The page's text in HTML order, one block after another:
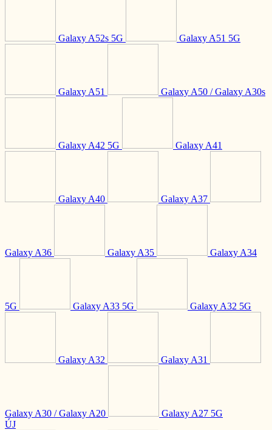
Galaxy A52s 5G Galaxy A51 5G
Galaxy A51 Galaxy A50 / Galaxy A30s
Galaxy A42 5G Galaxy A41
Galaxy A40 Galaxy A37
Galaxy A36 Galaxy A35 Galaxy A34
5G Galaxy A33 5G Galaxy A32 5G
Galaxy A32 Galaxy A31
Galaxy A30 / Galaxy A20
Galaxy A27 5G
ÚJ